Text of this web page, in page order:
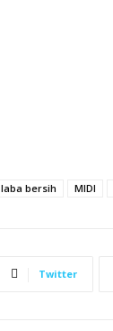
laba bersih MIDI
Twitter